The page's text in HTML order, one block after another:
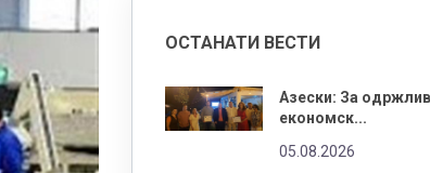
ОСТАНАТИ ВЕСТИ
Азески: За
економск...
05.08.2026